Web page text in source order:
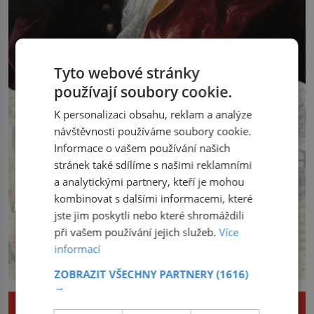
ZÁHADY A NAPĚTÍ
Tyto webové stránky
používají soubory cookie.
K personalizaci obsahu, reklam a analýze
návštěvnosti používáme soubory cookie.
Informace o vašem používání našich
stránek také sdílíme s našimi reklamními
a analytickými partnery, kteří je mohou
kombinovat s dalšími informacemi, které
jste jim poskytli nebo které shromáždili
při vašem používání jejich služeb.Více
informací
ZOBRAZIT VŠECHNY PARTNERY(1616)
→